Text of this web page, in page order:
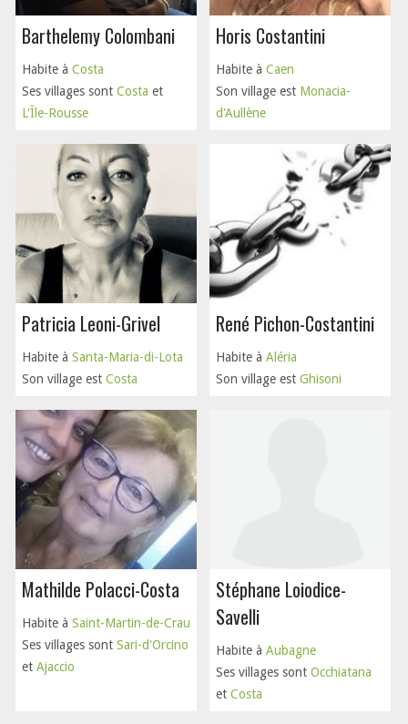
Barthelemy Colombani
Habite à Costa
Ses villages sont Costa et
L'Île-Rousse
Horis Costantini
Habite à Caen
Son village est Monacia-
d'Aullène
Patricia Leoni-Grivel
Habite à Santa-Maria-di-Lota
Son village est Costa
René Pichon-Costantini
Habite à Aléria
Son village est Ghisoni
Mathilde Polacci-Costa
Habite à Saint-Martin-de-Crau
Ses villages sont Sari-d'Orcino
et Ajaccio
Stéphane Loiodice-
Savelli
Habite à Aubagne
Ses villages sont Occhiatana
et Costa